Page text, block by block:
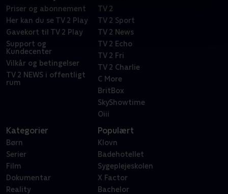
Priser og abonnement
Her kan du se TV 2 Play
Gavekort til TV 2 Play
Support og
Kundecenter
Vilkår og betingelser
TV 2 NEWS i offentligt
rum
TV 2
TV 2 Sport
TV 2 News
TV 2 Echo
TV 2 Fri
TV 2 Charlie
C More
BritBox
SkyShowtime
Oiii
Kategorier
Børn
Serier
Film
Dokumentar
Reality
Populært
Klovn
Badehotellet
Sygeplejeskolen
X Factor
Bachelor